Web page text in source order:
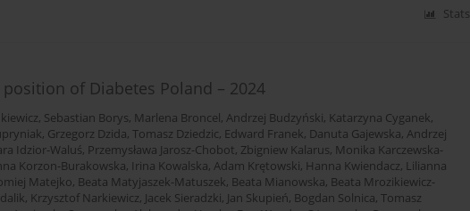
Stats
of Diabetes Poland – 2024
, Sebastian Borys, Marlena Broncel, Andrzej Budzyński, Katarzyna Cyganek,
, Grzegorz Dzida, Tomasz Dziedzic, Edward Franek, Danuta Gajewska, Andrzej
Idzior-Waluś, Przemysława Jarosz-Chobot, Zbigniew Kalarus, Monika Karczewska-
Korzon-Burakowska, Irina Kowalska, Adam Krętowski, Hanna Kwiendacz, Lilianna
Matejko, Beata Matyjaszek-Matuszek, Beata Mianowska, Beata Mrozikiewicz-
, Krzysztof Narkiewicz, Jacek Sieradzki, Jan Skupień, Bogdan Solnica, Tomasz